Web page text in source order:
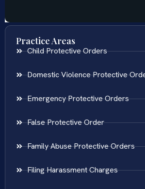
Practice Areas
Child Protective Orders
Domestic Violence Protective
Emergency Protective Orders
False Protective Order
Family Abuse Protective Orders
Filing Harassment Charges